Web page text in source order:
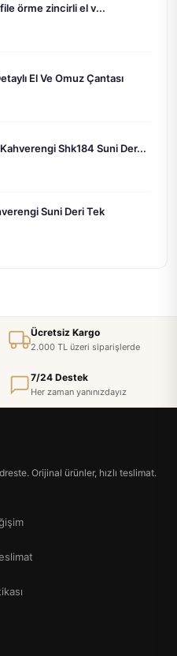
file örme zincirli el v...
El Ve Omuz Çantası
Kahverengi Shk184 Suni Der...
Suni Deri Tek
Ücretsiz Kargo
2.000 TL üzeri siparişlerde
7/24 Destek
Her zaman yanınızdayız
Orijinal ürünler, hızlı teslimat.